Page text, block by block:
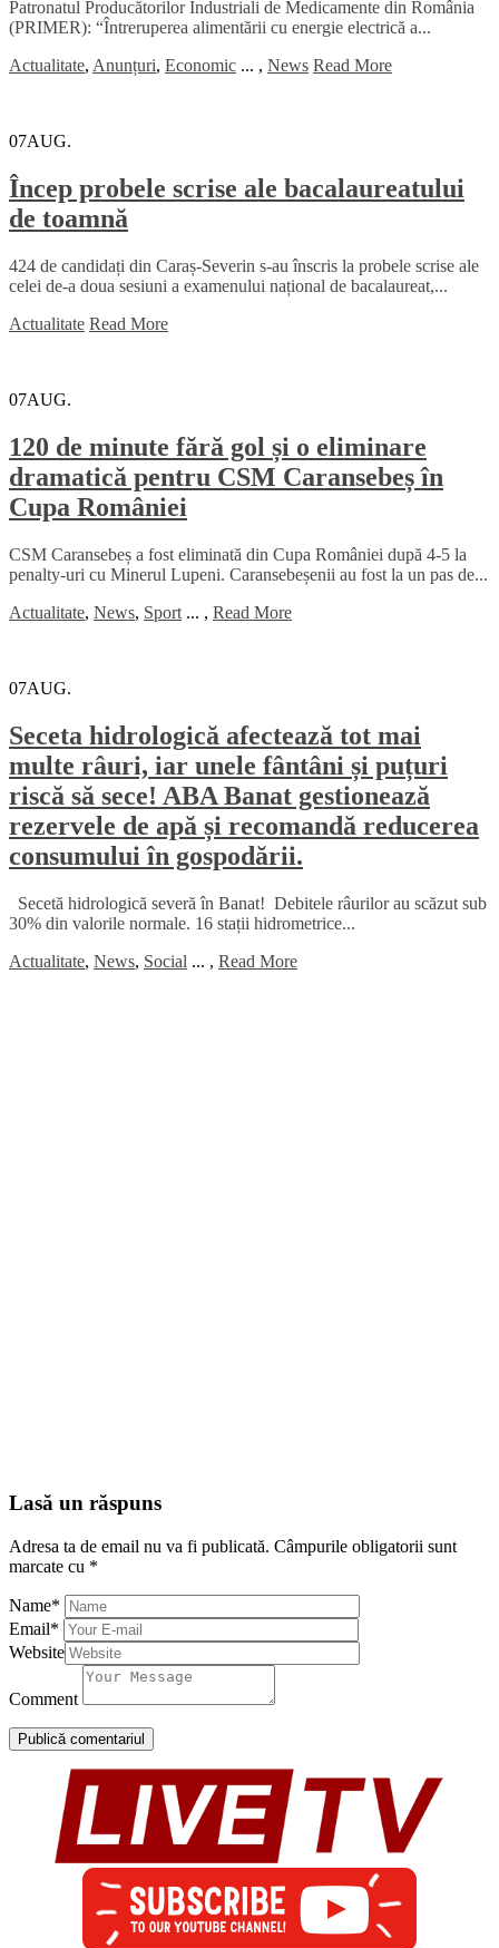
Patronatul Producătorilor Industriali de Medicamente din România
(PRIMER): “Întreruperea alimentării cu energie electrică a...
Actualitate, Anunțuri, Economic ... , News Read More
07AUG.
Încep probele scrise ale bacalaureatului
de toamnă
424 de candidați din Caraș-Severin s-au înscris la probele scrise ale
celei de-a doua sesiuni a examenului național de bacalaureat,...
Actualitate Read More
07AUG.
120 de minute fără gol și o eliminare
dramatică pentru CSM Caransebeș în
Cupa României
CSM Caransebeș a fost eliminată din Cupa României după 4-5 la
penalty-uri cu Minerul Lupeni. Caransebeșenii au fost la un pas de...
Actualitate, News, Sport ... , Read More
07AUG.
Seceta hidrologică afectează tot mai
multe râuri, iar unele fântâni și puțuri
riscă să sece! ABA Banat gestionează
rezervele de apă și recomandă reducerea
consumului în gospodării.
Secetă hidrologică severă în Banat! Debitele râurilor au scăzut sub
30% din valorile normale. 16 stații hidrometrice...
Actualitate, News, Social ... , Read More
Lasă un răspuns
Adresa ta de email nu va fi publicată. Câmpurile obligatorii sunt
marcate cu *
Name*
Email*
Website
Comment